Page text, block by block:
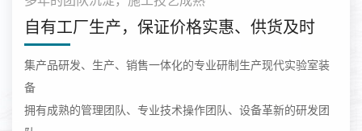
自有工厂生产，保证价格实惠、供货及时
集产品研发、生产、销售一体化的专业研制生产现代实验室装
备
拥有成熟的管理团队、专业技术操作团队、设备革新的研发团